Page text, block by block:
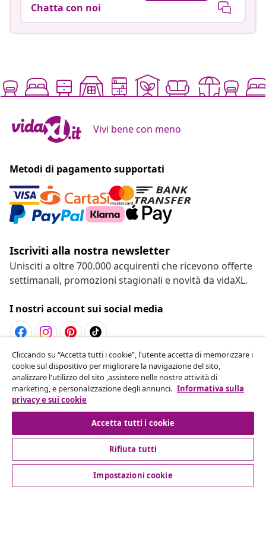
Chatta con noi
Vivi bene con meno
Metodi di pagamento supportati
Iscriviti alla nostra newsletter
Unisciti a oltre 700.000 acquirenti che ricevono offerte
settimanali, promozioni stagionali e novità da vidaXL.
I nostri account sui social media
Recesso dal contratto
Invia una richiesta di recesso per il tuo ordine.
Recesso dal contratto
Servizio clienti
Cliccando su “Accetta tutti i cookie”, l'utente accetta di memorizzare i
cookie sul dispositivo per migliorare la navigazione del sito,
analizzare l'utilizzo del sito ,assistere nelle nostre attività di
marketing, e personalizzazione degli annunci. Informativa sulla
privacy e sui cookie
Accetta tutti i cookie
Rifiuta tutti
Impostazioni cookie